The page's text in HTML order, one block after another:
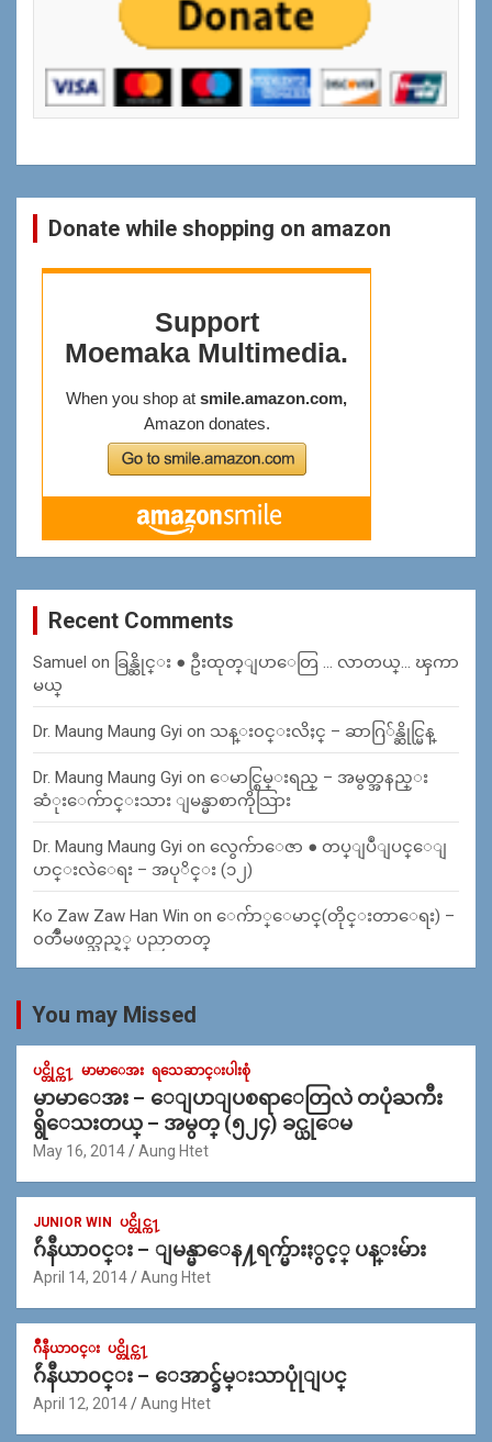
Donate while shopping on amazon
Recent Comments
Samuel on ခြန္ဆိုင္း ● ဦးထုတ္ျပာေတြ … လာတယ္… ၾကာ
မယ္
Dr. Maung Maung Gyi on သန္း၀င္းလိႈင္ – ဆာဂြ်န္ဆိုင္မြန္
Dr. Maung Maung Gyi on ေမာင္စြမ္းရည္ – အမွတ္အနည္း
ဆံုးေက်ာင္းသား ျမန္မာစာကိုသြား
Dr. Maung Maung Gyi on လွေက်ာေဇာ ● တပ္ျပဳျပင္ေျ
ပာင္းလဲေရး – အပုိင္း (၁၂)
Ko Zaw Zaw Han Win on ေက်ာ္ေမာင္(တိုင္းတာေရး) –
၀တၳဳမဖတ္သည့္ ပညာတတ္
You may Missed
ပင္တိုင္က႑ မာမာေအး ရသေဆာင္းပါးစုံ
မာမာေအး – ေျပာျပစရာေတြလဲ တပုံႀကီး
ရွိေသးတယ္ – အမွတ္ (၅၂၄) ခင္ယုေမ
May 16, 2014 Aung Htet
JUNIOR WIN ပင္တိုင္က႑
ဂ်ဴနီယာ၀င္း – ျမန္မာေန႔ရက္မ်ားႏွင့္ ပန္းမ်ား
April 14, 2014 Aung Htet
ဂ်ဳနီယာ၀င္း ပင္တိုင္က႑
ဂ်ဴနီယာ၀င္း – ေအာင္ခ်မ္းသာပုုံျပင္
April 12, 2014 Aung Htet